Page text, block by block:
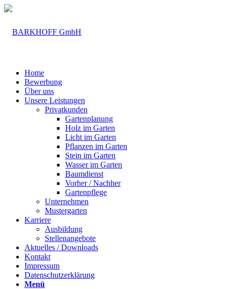
Home
Bewerbung
Über uns
Unsere Leistungen
Privatkunden
Gartenplanung
Holz im Garten
Licht im Garten
Pflanzen im Garten
Stein im Garten
Wasser im Garten
Baumdienst
Vorher / Nachher
Gartenpflege
Unternehmen
Mustergarten
Karriere
Ausbildung
Stellenangebote
Aktuelles / Downloads
Kontakt
Impressum
Datenschutzerklärung
Menü